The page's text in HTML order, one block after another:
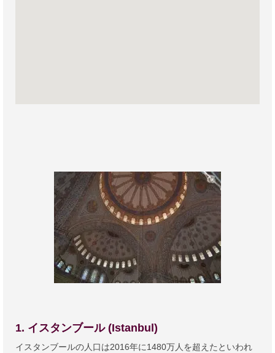
1. イスタンブール (Istanbul)
イスタンブールの人口は2016年に1480万人を超えたといわれ